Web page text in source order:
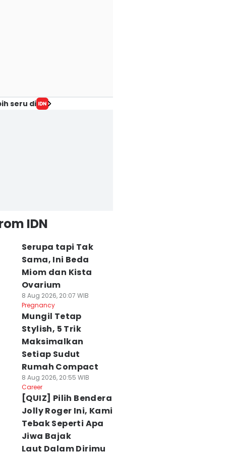
seru di
IDN
Serupa tapi Tak
Sama, Ini Beda
Miom dan Kista
Ovarium
8 Aug 2026, 20:07 WIB
Pregnancy
Mungil Tetap
Stylish, 5 Trik
Maksimalkan
Setiap Sudut
Rumah Compact
8 Aug 2026, 20:55 WIB
Career
[QUIZ] Pilih Bendera
Jolly Roger Ini, Kami
Tebak Seperti Apa
Jiwa Bajak
Laut Dalam Dirimu